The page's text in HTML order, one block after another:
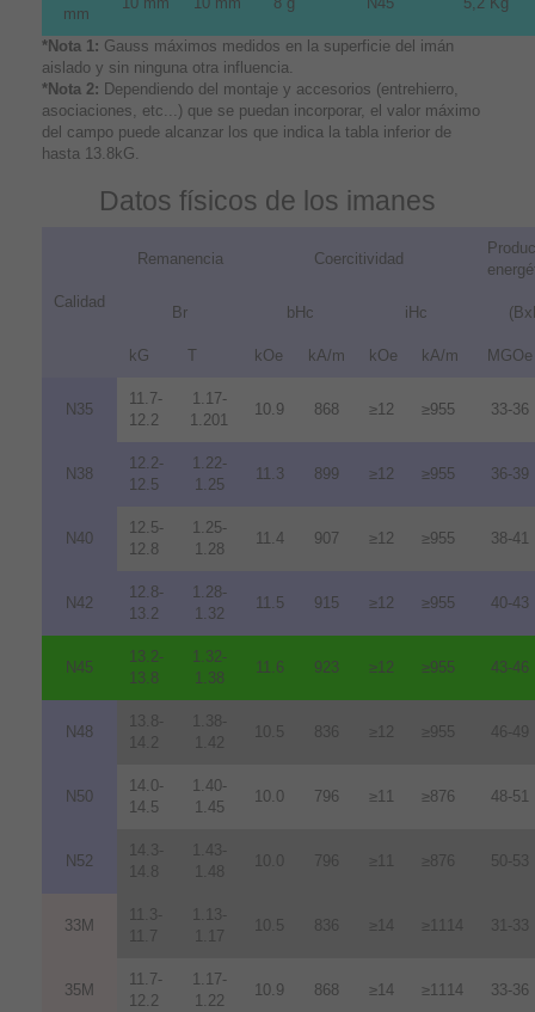
mm
*Nota 1: Gauss máximos medidos en la superficie del imán
aislado y sin ninguna otra influencia.
*Nota 2: Dependiendo del montaje y accesorios (entrehierro,
asociaciones, etc...) que se puedan incorporar, el valor máximo
del campo puede alcanzar los que indica la tabla inferior de
hasta 13.8kG.
Datos físicos de los imanes
Calidad
Remanencia Coercitividad
Br bHc iHc
kG T kOe kA/m kOe kA/m MGOe
N35
11.7-
12.2
1.17-
1.201
10.9 868 ≥12 ≥955 33-36
N38
12.2-
12.5
1.22-
1.25
11.3 899 ≥12 ≥955 36-39
N40
12.5-
12.8
1.25-
1.28
11.4 907 ≥12 ≥955 38-41
N42
12.8-
13.2
1.28-
1.32
11.5 915 ≥12 ≥955 40-43
N45
13.2-
13.8
1.32-
1.38
11.6 923 ≥12 ≥955 43-46
N48
13.8-
14.2
1.38-
1.42
10.5 836 ≥12 ≥955 46-49
N50
14.0-
14.5
1.40-
1.45
10.0 796 ≥11 ≥876 48-51
N52
14.3-
14.8
1.43-
1.48
10.0 796 ≥11 ≥876 50-53
33M
11.3-
11.7
1.13-
1.17
10.5 836 ≥14 ≥1114 31-33
35M
11.7-
12.2
1.17-
1.22
10.9 868 ≥14 ≥1114 33-36